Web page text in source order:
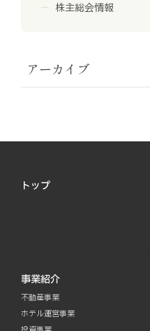
株主総会情報
アーカイブ
トップ
事業紹介
不動産事業
ホテル運営事業